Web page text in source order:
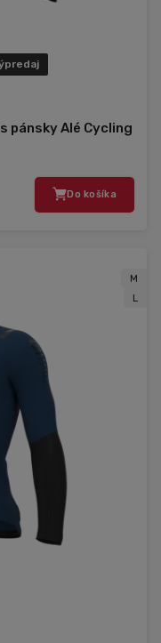
pánsky Alé Cycling
Do košíka
M
L